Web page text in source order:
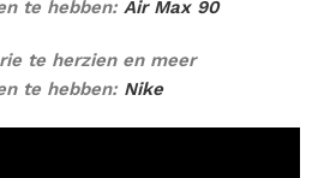
te hebben: Air Max 90
te herzien en meer
te hebben: Nike